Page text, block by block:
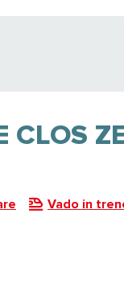
CLOS
Vado in